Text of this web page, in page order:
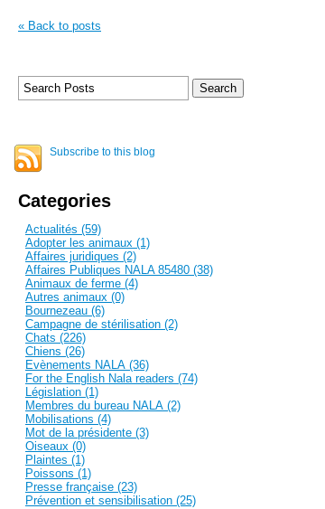
« Back to posts
Subscribe to this blog
Categories
Actualités (59)
Adopter les animaux (1)
Affaires juridiques (2)
Affaires Publiques NALA 85480 (38)
Animaux de ferme (4)
Autres animaux (0)
Bournezeau (6)
Campagne de stérilisation (2)
Chats (226)
Chiens (26)
Evènements NALA (36)
For the English Nala readers (74)
Législation (1)
Membres du bureau NALA (2)
Mobilisations (4)
Mot de la présidente (3)
Oiseaux (0)
Plaintes (1)
Poissons (1)
Presse française (23)
Prévention et sensibilisation (25)